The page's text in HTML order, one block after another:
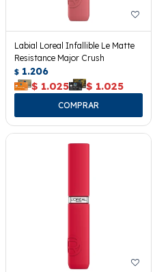
Labial Loreal Infallible Le Matte
Resistance Major Crush
$ 1.206
$ 1.025 $ 1.025